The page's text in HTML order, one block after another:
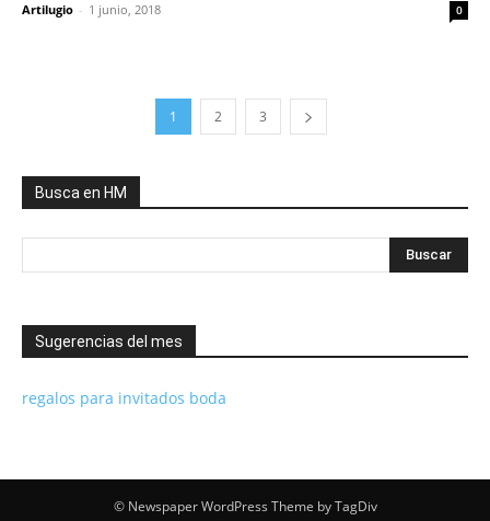
Artilugio - 1 junio, 2018 0
1 2 3
Busca en HM
Sugerencias del mes
regalos para invitados boda
© Newspaper WordPress Theme by TagDiv